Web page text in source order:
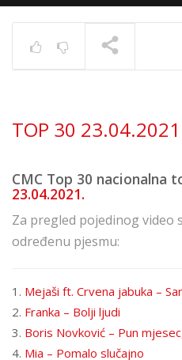
TOP 30
CMC Top 30 nacionalna
23.04.2021.
Za pregled pojedinog
određenu pjesmu:
1. Mejaši ft. Crvena jabuka –
2. Franka – Bolji ljudi
3. Boris Novković – Pun
4. Mia – Pomalo slučajno